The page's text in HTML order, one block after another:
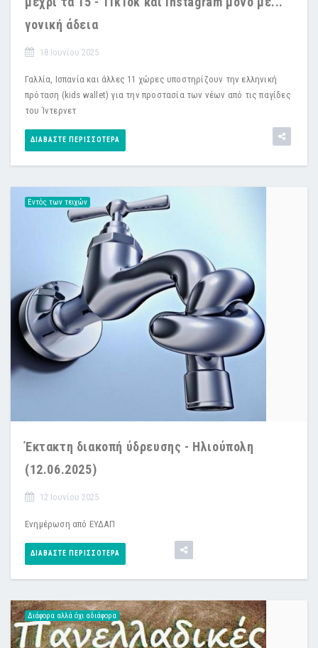
γονική άδεια
18 Ιουνίου 2025
Γαλλία, Ισπανία και άλλες 11 χώρες υποστηρίζουν την ελληνική
πρόταση (kids wallet) για την προστασία των νέων από τις παγίδες
του Ίντερνετ
ΔΙΑΒΆΣΤΕ ΠΕΡΙΣΣΌΤΕΡΑ
Εντός των τειχών
Έκτακτη διακοπή ύδρευσης - Ηλιούπολη
(12.06.2025)
12 Ιουνίου 2025
Ενημέρωση από ΕΥΔΑΠ
ΔΙΑΒΆΣΤΕ ΠΕΡΙΣΣΌΤΕΡΑ
Διάφορα αλλά όχι αδιάφορα